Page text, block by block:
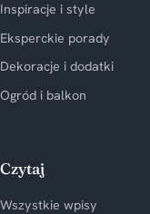
Inspiracje i style
Eksperckie porady
Dekoracje i dodatki
Ogród i balkon
Czytaj
Wszystkie wpisy